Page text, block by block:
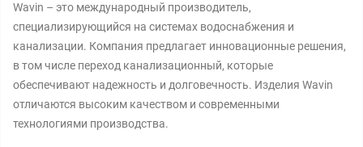
Wavin – это международный производитель,
специализирующийся на системах водоснабжения и
канализации. Компания предлагает инновационные решения,
в том числе переход канализационный, которые
обеспечивают надежность и долговечность. Изделия Wavin
отличаются высоким качеством и современными
технологиями производства.